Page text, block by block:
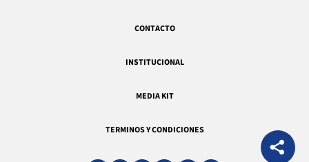
CONTACTO
INSTITUCIONAL
MEDIA KIT
TERMINOS Y CONDICIONES